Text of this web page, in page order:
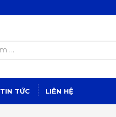
TIN TỨC LIÊN HỆ